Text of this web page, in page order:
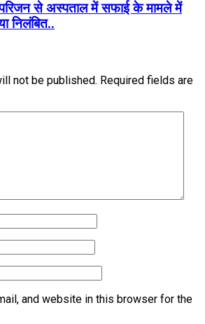
से अस्पताल में सफाई के मामले में
निलंबित..
not be published. Required fields are
and website in this browser for the